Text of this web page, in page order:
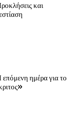
και
ημέρα για το